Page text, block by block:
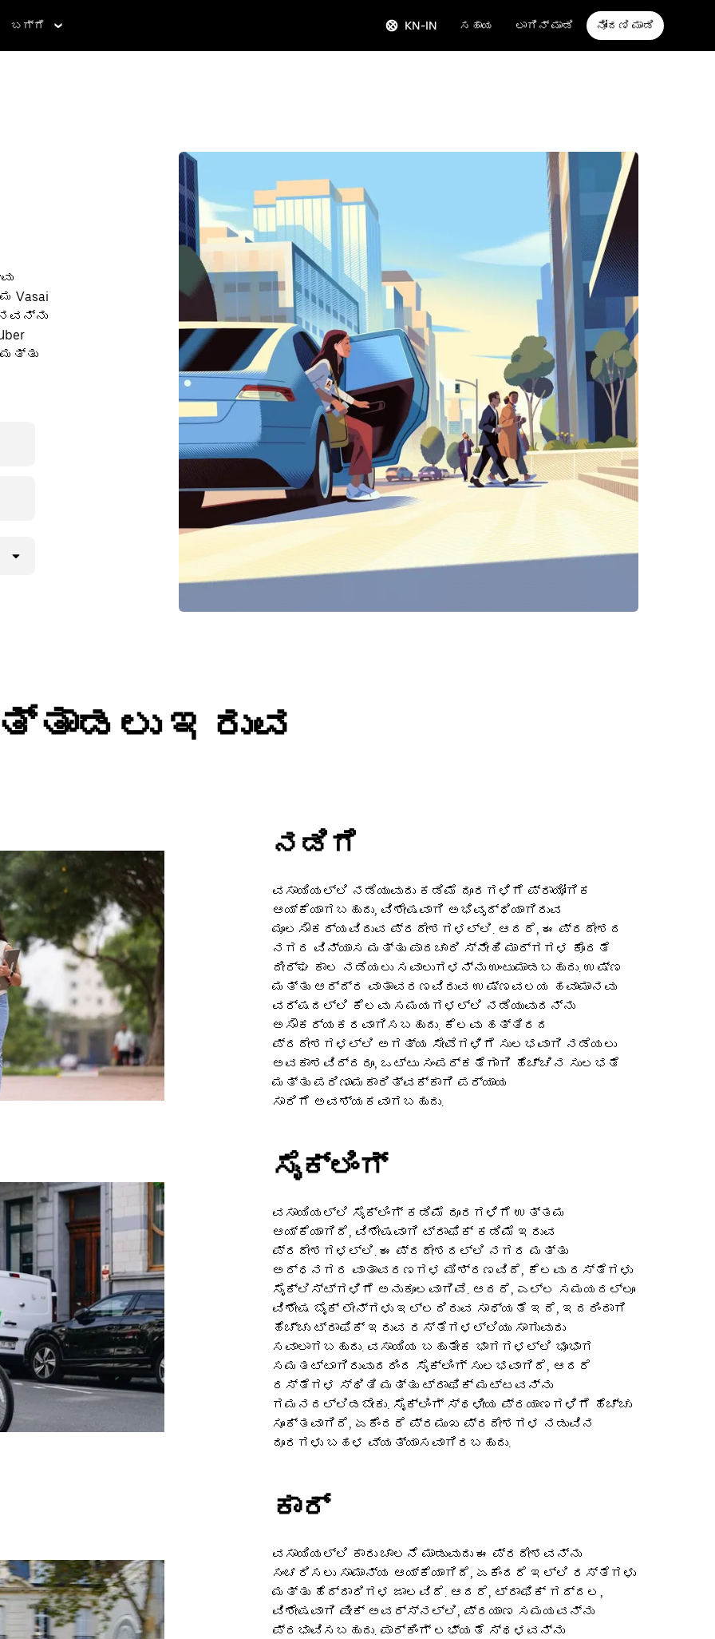
ಬಗ್ಗೆ KN-IN ಸಹಾಯ ಲಾಗಿನ್ ಮಾಡಿ ನೋಂದಣಿ ಮಾಡಿ
Vasai
ಇರುವ
ನಡಿಗೆ
ವಸಾಯಿಯಲ್ಲಿ ನಡೆಯುವುದು ಕಡಿಮೆ ದೂರಗಳಿಗೆ ಪ್ರಾಯೋಗಿಕ
ಆಯ್ಕೆಯಾಗಬಹುದು, ವಿಶೇಷವಾಗಿ ಅಭಿವೃದ್ಧಿಯಾಗಿರುವ
ಮೂಲಸೌಕರ್ಯವಿರುವ ಪ್ರದೇಶಗಳಲ್ಲಿ. ಆದರೆ, ಈ ಪ್ರದೇಶದ
ನಗರ ವಿನ್ಯಾಸ ಮತ್ತು ಪಾದಚಾರಿ ಸ್ನೇಹಿ ಮಾರ್ಗಗಳ ಕೊರತೆ
ದೀರ್ಘ ಕಾಲ ನಡೆಯಲು ಸವಾಲುಗಳನ್ನು ಉಂಟುಮಾಡಬಹುದು. ಉಷ್ಣ
ಮತ್ತು ಆರ್ದ್ರ ವಾತಾವರಣವಿರುವ ಉಷ್ಣವಲಯ ಹವಾಮಾನವು
ವರ್ಷದಲ್ಲಿ ಕೆಲವು ಸಮಯಗಳಲ್ಲಿ ನಡೆಯುವುದನ್ನು
ಅಸೌಕರ್ಯಕರವಾಗಿಸಬಹುದು. ಕೆಲವು ಹತ್ತಿರದ
ಪ್ರದೇಶಗಳಲ್ಲಿ ಅಗತ್ಯ ಸೇವೆಗಳಿಗೆ ಸುಲಭವಾಗಿ ನಡೆಯಲು
ಅವಕಾಶವಿದ್ದರೂ, ಒಟ್ಟು ಸಂಪರ್ಕತೆಗಾಗಿ ಹೆಚ್ಚಿನ ಸುಲಭತೆ
ಮತ್ತು ಪರಿಣಾಮಕಾರಿತ್ವಕ್ಕಾಗಿ ಪರ್ಯಾಯ
ಸಾರಿಗೆ ಅವಶ್ಯಕವಾಗಬಹುದು.
ಸೈಕ್ಲಿಂಗ್
ವಸಾಯಿಯಲ್ಲಿ ಸೈಕ್ಲಿಂಗ್ ಕಡಿಮೆ ದೂರಗಳಿಗೆ ಉತ್ತಮ
ಆಯ್ಕೆಯಾಗಿದೆ, ವಿಶೇಷವಾಗಿ ಟ್ರಾಫಿಕ್ ಕಡಿಮೆ ಇರುವ
ಪ್ರದೇಶಗಳಲ್ಲಿ. ಈ ಪ್ರದೇಶದಲ್ಲಿ ನಗರ ಮತ್ತು
ಅರ್ಧನಗರ ವಾತಾವರಣಗಳ ಮಿಶ್ರಣವಿದೆ, ಕೆಲವು ರಸ್ತೆಗಳು
ಸೈಕ್ಲಿಸ್ಟ್‌ಗಳಿಗೆ ಅನುಕೂಲವಾಗಿವೆ. ಆದರೆ, ಎಲ್ಲ ಸಮಯದಲ್ಲೂ
ವಿಶೇಷ ಬೈಕ್ ಲೇನ್‌ಗಳು ಇಲ್ಲದಿರುವ ಸಾಧ್ಯತೆ ಇದೆ, ಇದರಿಂದಾಗಿ
ಹೆಚ್ಚು ಟ್ರಾಫಿಕ್ ಇರುವ ರಸ್ತೆಗಳಲ್ಲಿಯು ಸಾಗುವುದು
ಸವಾಲಾಗಬಹುದು. ವಸಾಯಿಯ ಬಹುತೇಕ ಭಾಗಗಳಲ್ಲಿ ಭೂಭಾಗ
ಸಮತಟ್ಟಾಗಿರುವುದರಿಂದ ಸೈಕ್ಲಿಂಗ್ ಸುಲಭವಾಗಿದೆ, ಆದರೆ
ರಸ್ತೆಗಳ ಸ್ಥಿತಿ ಮತ್ತು ಟ್ರಾಫಿಕ್ ಮಟ್ಟವನ್ನು
ಗಮನದಲ್ಲಿಡಬೇಕು. ಸೈಕ್ಲಿಂಗ್ ಸ್ಥಳೀಯ ಪ್ರಯಾಣಗಳಿಗೆ ಹೆಚ್ಚು
ಸೂಕ್ತವಾಗಿದೆ, ಏಕೆಂದರೆ ಪ್ರಮುಖ ಪ್ರದೇಶಗಳ ನಡುವಿನ
ದೂರಗಳು ಬಹಳ ವ್ಯತ್ಯಾಸವಾಗಿರಬಹುದು.
ಕಾರ್
ವಸಾಯಿಯಲ್ಲಿ ಕಾರು ಚಾಲನೆ ಮಾಡುವುದು ಈ ಪ್ರದೇಶವನ್ನು
ಸಂಚರಿಸಲು ಸಾಮಾನ್ಯ ಆಯ್ಕೆಯಾಗಿದೆ, ಏಕೆಂದರೆ ಇಲ್ಲಿ ರಸ್ತೆಗಳು
ಮತ್ತು ಹೆದ್ದಾರಿಗಳ ಜಾಲವಿದೆ. ಆದರೆ, ಟ್ರಾಫಿಕ್ ಗದ್ದಲ,
ವಿಶೇಷವಾಗಿ ಪೀಕ್ ಅವರ್ಸ್‌ನಲ್ಲಿ, ಪ್ರಯಾಣ ಸಮಯವನ್ನು
ಪ್ರಭಾವಿಸಬಹುದು. ಪಾರ್ಕಿಂಗ್ ಲಭ್ಯತೆ ಸ್ಥಳವನ್ನು